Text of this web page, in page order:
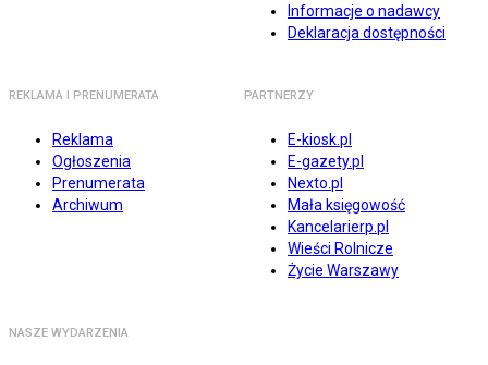
Informacje o nadawcy
Deklaracja dostępności
REKLAMA I PRENUMERATA
Reklama
Ogłoszenia
Prenumerata
Archiwum
PARTNERZY
E-kiosk.pl
E-gazety.pl
Nexto.pl
Mała księgowość
Kancelarierp.pl
Wieści Rolnicze
Życie Warszawy
NASZE WYDARZENIA